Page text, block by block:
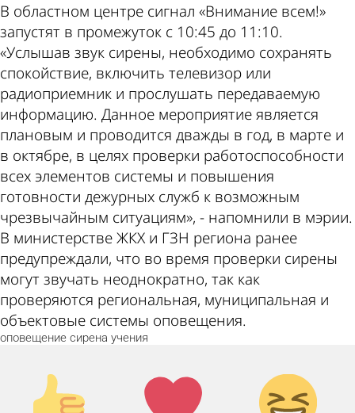
В областном центре сигнал «Внимание всем!»
запустят в промежуток с 10:45 до 11:10.
«Услышав звук сирены, необходимо сохранять
спокойствие, включить телевизор или
радиоприемник и прослушать передаваемую
информацию. Данное мероприятие является
плановым и проводится дважды в год, в марте и
в октябре, в целях проверки работоспособности
всех элементов системы и повышения
готовности дежурных служб к возможным
чрезвычайным ситуациям», - напомнили в мэрии.
В министерстве ЖКХ и ГЗН региона ранее
предупреждали, что во время проверки сирены
могут звучать неоднократно, так как
проверяются региональная, муниципальная и
объектовые системы оповещения.
оповещение сирена учения
Палец
вверх!
Лайк!
Дикий
смех!